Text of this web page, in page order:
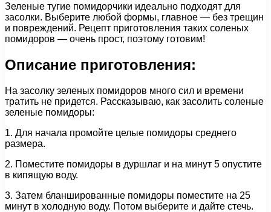
Зеленые тугие помидорчики идеально подходят для
засолки. Выберите любой формы, главное — без трещин
и повреждений. Рецепт приготовления таких соленых
помидоров — очень прост, поэтому готовим!
Описание приготовления:
На засолку зеленых помидоров много сил и времени
тратить не придется. Рассказываю, как засолить соленые
зеленые помидоры:
1. Для начала промойте целые помидоры среднего
размера.
2. Поместите помидоры в дуршлаг и на минут 5 опустите
в кипящую воду.
3. Затем бланшированные помидоры поместите на 25
минут в холодную воду. Потом выберите и дайте стечь.